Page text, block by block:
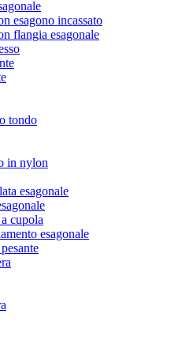
esagono incassato
flangia esagonale
tondo
in nylon
esagonale
cupola
esagonale